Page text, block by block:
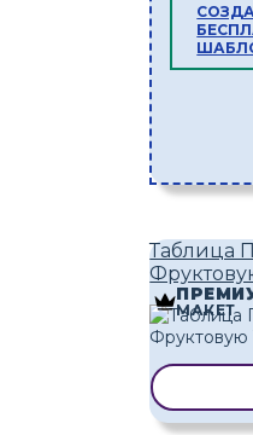
Таблица
МАКЕТ